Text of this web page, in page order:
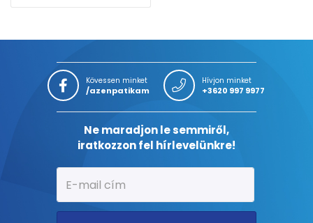
Kövessen minket
/azenpatikam
Hívjon minket
+3620 997 9977
Ne maradjon le semmiről,
iratkozzon fel hírlevelünkre!